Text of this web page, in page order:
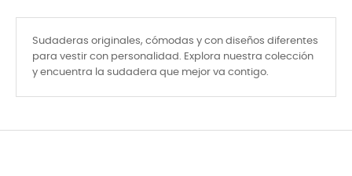
Sudaderas originales, cómodas y con diseños diferentes
para vestir con personalidad. Explora nuestra colección
y encuentra la sudadera que mejor va contigo.